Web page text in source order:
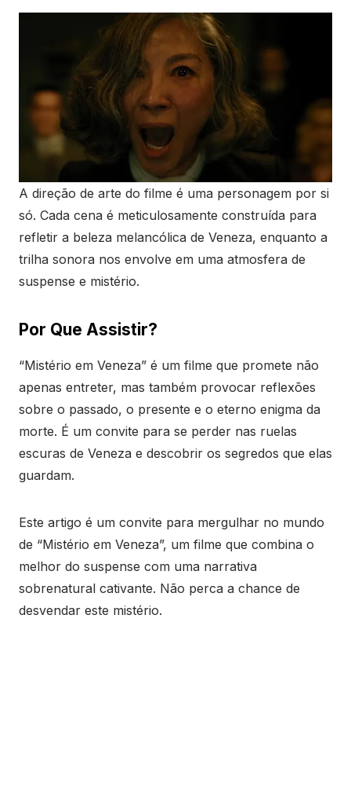
A direção de arte do filme é uma personagem por si
só. Cada cena é meticulosamente construída para
refletir a beleza melancólica de Veneza, enquanto a
trilha sonora nos envolve em uma atmosfera de
suspense e mistério.
Por Que Assistir?
“Mistério em Veneza” é um filme que promete não
apenas entreter, mas também provocar reflexões
sobre o passado, o presente e o eterno enigma da
morte. É um convite para se perder nas ruelas
escuras de Veneza e descobrir os segredos que elas
guardam.
Este artigo é um convite para mergulhar no mundo
de “Mistério em Veneza”, um filme que combina o
melhor do suspense com uma narrativa
sobrenatural cativante. Não perca a chance de
desvendar este mistério.